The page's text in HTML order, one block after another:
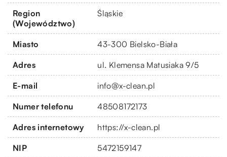
Region
(Województwo)
Śląskie
Miasto 43-300 Bielsko-Biała
Adres ul. Klemensa Matusiaka 9/5
E-mail info@x-clean.pl
Numer telefonu 48508172173
Adres internetowy https://x-clean.pl
NIP 5472159147